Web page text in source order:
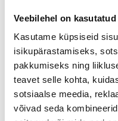
Veebilehel on
Kasutame küpsiseid
isikupärastamiseks,
pakkumiseks ning
teavet selle kohta,
sotsiaalse meedia,
võivad seda
MÕÕDUD